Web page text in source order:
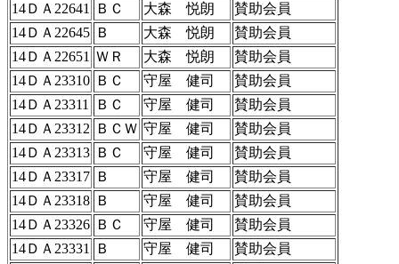
14ＤＡ22641
ＢＣ 大森 悦朗
賛助会員
14ＤＡ22645 Ｂ 大森 悦朗
賛助会員
14ＤＡ22651 ＷＲ 大森 悦朗
賛助会員
14ＤＡ23310 ＢＣ 守屋 健司
賛助会員
14ＤＡ23311
ＢＣ 守屋 健司
賛助会員
14ＤＡ23312
ＢＣＷ 守屋 健司
賛助会員
14ＤＡ23313 ＢＣ 守屋 健司
賛助会員
14ＤＡ23317 Ｂ 守屋 健司
賛助会員
14ＤＡ23318 Ｂ 守屋 健司
賛助会員
14ＤＡ23326 ＢＣ 守屋 健司
賛助会員
14ＤＡ23331
Ｂ 守屋 健司
賛助会員